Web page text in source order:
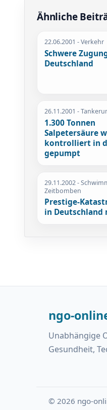
Ähnliche
22.06.2001 - Verkehr
Schwere
Deutschland
26.11.2001 -
1.300 Tonnen
Salpetersäure
kontrolliert in
gepumpt
29.11.2002-
Zeitbomben
Prestige-
in Deutschland
ngo-
Unabhängige
Gesundheit,
© 2026 ngo-